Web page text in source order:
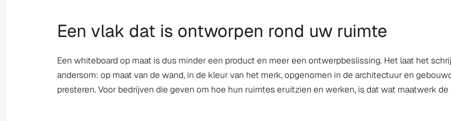
Een vlak dat is ontworpen rond uw ruimte
Een whiteboard op maat is dus minder een product en meer een ontwerpbeslissing. Het laat het
andersom: op maat van de wand, in de kleur van het merk, opgenomen in de architectuur en
presteren. Voor bedrijven die geven om hoe hun ruimtes eruitzien en werken, is dat wat maatwerk